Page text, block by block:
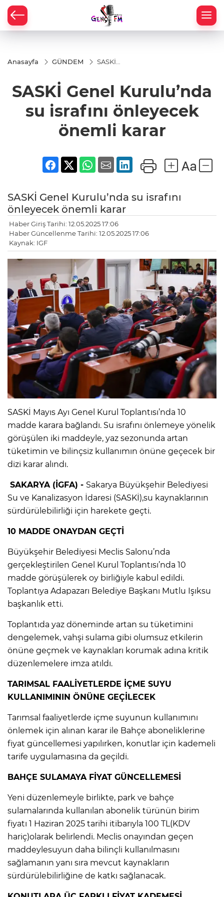
Anasayfa GÜNDEM
SASKİ
su israfını
önleyecek
karar
SASKİ Genel Kurulu’nda
su israfını önleyecek
önemli karar
SASKİ Genel Kurulu’nda su israfını
önleyecek önemli karar
Haber Giriş Tarihi: 12.05.2025 17:06
Haber Güncellenme Tarihi: 12.05.2025 17:06
Kaynak: IGF
SASKİ Mayıs Ayı Genel Kurul Toplantısı’nda 10
madde karara bağlandı. Su israfını önlemeye yönelik
görüşülen iki maddeyle, yaz sezonunda artan
tüketimin ve bilinçsiz kullanımın önüne geçecek bir
dizi karar alındı.
SAKARYA (İGFA) - Sakarya Büyükşehir Belediyesi
Su ve Kanalizasyon İdaresi (SASKİ),su kaynaklarının
sürdürülebilirliği için harekete geçti.
10 MADDE ONAYDAN GEÇTİ
Büyükşehir Belediyesi Meclis Salonu’nda
gerçekleştirilen Genel Kurul Toplantısı’nda 10
madde görüşülerek oy birliğiyle kabul edildi.
Toplantıya Adapazarı Belediye Başkanı Mutlu Işıksu
başkanlık etti.
Toplantıda yaz döneminde artan su tüketimini
dengelemek, vahşi sulama gibi olumsuz etkilerin
önüne geçmek ve kaynakları korumak adına kritik
düzenlemelere imza atıldı.
TARIMSAL FAALİYETLERDE İÇME SUYU
KULLANIMININ ÖNÜNE GEÇİLECEK
Tarımsal faaliyetlerde içme suyunun kullanımını
önlemek için alınan karar ile Bahçe aboneliklerine
fiyat güncellemesi yapılırken, konutlar için kademeli
tarife uygulamasına da geçildi.
BAHÇE SULAMAYA FİYAT GÜNCELLEMESİ
Yeni düzenlemeyle birlikte, park ve bahçe
sulamalarında kullanılan abonelik türünün birim
fiyatı 1 Haziran 2025 tarihi itibarıyla 100 TL(KDV
hariç)olarak belirlendi. Meclis onayından geçen
maddeylesuyun daha bilinçli kullanılmasını
sağlamanın yanı sıra mevcut kaynakların
sürdürülebilirliğine de katkı sağlanacak.